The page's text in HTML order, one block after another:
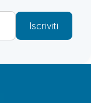
Iscriviti